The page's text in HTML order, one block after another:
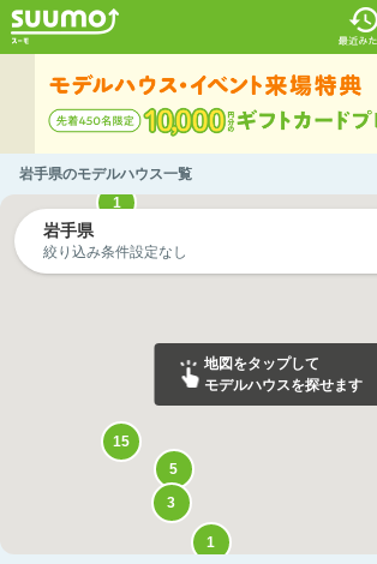
岩手県のモデルハウス一覧
15
5
3
1
1
岩手県
絞り込み条件設定なし
地図をタップして
モデルハウスを探せます